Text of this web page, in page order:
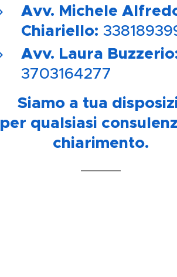
Avv. Michele
Chiariello:
Avv. Laura
3703164277
📍 Siamo a tua
per qualsiasi
chiarimento.